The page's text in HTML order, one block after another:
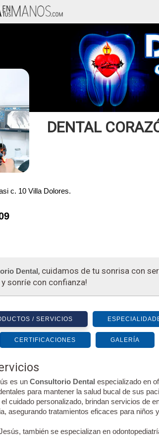
DENTAL
c. 10 Villa Dolores.
Dental, cuidamos de tu sonrisa con
sonríe con confianza!
/ SERVICIOS
CERTIFICACIONES GALERÍA
es un Consultorio Dental especializado en
para mantener la salud bucal de sus
cuidado personalizado, brindan servicios de
asegurando tratamientos eficaces para niños
también se especializan en